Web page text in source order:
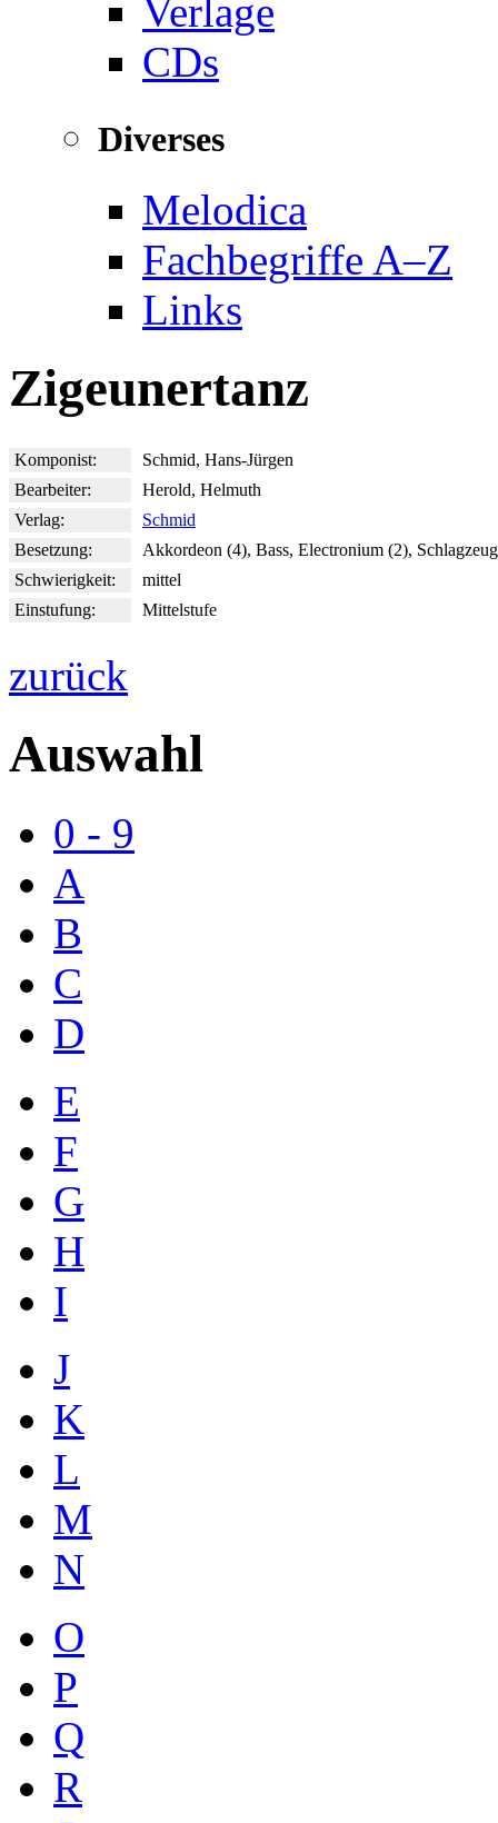
Verlage
CDs
Diverses
Melodica
Fachbegriffe A–Z
Links
Zigeunertanz
Komponist:
Schmid, Hans-Jürgen
Bearbeiter:
Herold, Helmuth
Verlag:
Schmid
Besetzung:
Akkordeon (4), Bass, Electronium (2), Schlagzeug
Schwierigkeit:
mittel
Einstufung:
Mittelstufe
zurück
Auswahl
0 - 9
A
B
C
D
E
F
G
H
I
J
K
L
M
N
O
P
Q
R